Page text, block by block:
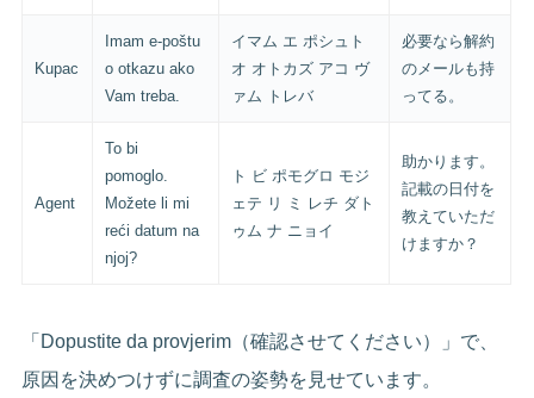
Kupac
Imam e-poštu
o otkazu ako
Vam treba.
イマム エ ポシュト
オ オトカズ アコ ヴ
ァム トレバ
必要なら解約
のメールも持
ってる。
Agent
To bi
pomoglo.
Možete li mi
reći datum na
njoj?
ト ビ ポモグロ モジ
ェテ リ ミ レチ ダト
ゥム ナ ニョイ
助かります。
記載の日付を
教えていただ
けますか？
「Dopustite da provjerim（確認させてください）」で、
原因を決めつけずに調査の姿勢を見せています。